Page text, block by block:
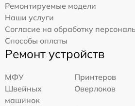
Ремонтируемые модели
Наши услуги
Согласие на обработку
Способы оплаты
Ремонт устройств
МФУ
Принтеров
Швейных
машинок
Оверлоков